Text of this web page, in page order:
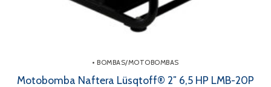
• BOMBAS/MOTOBOMBAS
Motobomba Naftera Lüsqtoff® 2″ 6,5 HP LMB-20P